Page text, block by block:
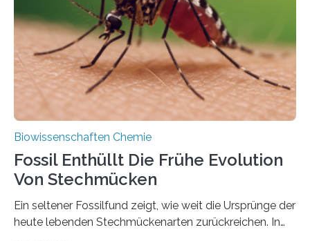
Süßwasseralge Coleochaetophyceae. Einige Arten
dieser Gruppe bilden aus Zellfäden dichte Geflechte
mit scheibenförmiger Gestalt. Was auffällig ist: Die
nächsten…
Biowissenschaften Chemie
Fossil Enthüllt Die Frühe Evolution
Von Stechmücken
Ein seltener Fossilfund zeigt, wie weit die Ursprünge der
heute lebenden Stechmückenarten zurückreichen. In